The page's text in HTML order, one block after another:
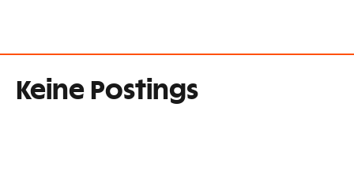
Keine Postings